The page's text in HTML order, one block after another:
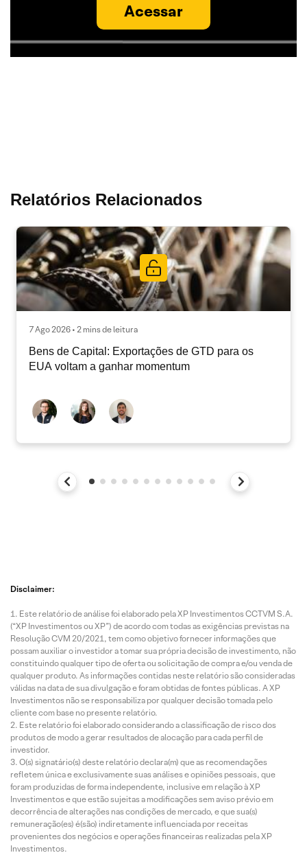
Acessar
Relatórios Relacionados
7 Ago 2026 • 2 mins de leitura
Bens de Capital: Exportações de GTD para os
EUA voltam a ganhar momentum
Disclaimer:
Este relatório de análise foi elaborado pela XP Investimentos CCTVM S.A.
(“XP Investimentos ou XP”) de acordo com todas as exigências previstas na
Resolução CVM 20/2021, tem como objetivo fornecer informações que
possam auxiliar o investidor a tomar sua própria decisão de investimento, não
constituindo qualquer tipo de oferta ou solicitação de compra e/ou venda de
qualquer produto. As informações contidas neste relatório são consideradas
válidas na data de sua divulgação e foram obtidas de fontes públicas. A XP
Investimentos não se responsabiliza por qualquer decisão tomada pelo
cliente com base no presente relatório.
Este relatório foi elaborado considerando a classificação de risco dos
produtos de modo a gerar resultados de alocação para cada perfil de
investidor.
O(s) signatário(s) deste relatório declara(m) que as recomendações
refletem única e exclusivamente suas análises e opiniões pessoais, que
foram produzidas de forma independente, inclusive em relação à XP
Investimentos e que estão sujeitas a modificações sem aviso prévio em
decorrência de alterações nas condições de mercado, e que sua(s)
remuneração(es) é(são) indiretamente influenciada por receitas
provenientes dos negócios e operações financeiras realizadas pela XP
Investimentos.